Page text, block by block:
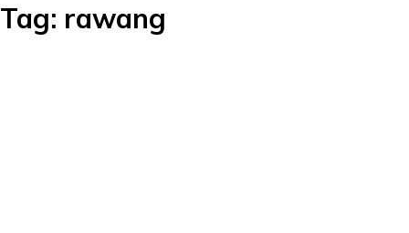
Tag: rawang